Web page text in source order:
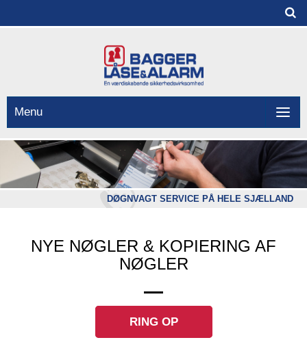
Menu
DØGNVAGT SERVICE PÅ HELE SJÆLLAND
NYE NØGLER & KOPIERING AF
NØGLER
RING OP